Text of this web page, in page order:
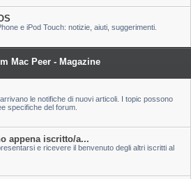
e iPod Touch: notizie, aiuti, suggerimenti.
Mac Peer - Magazine
le notifiche di nuovi articoli. I topic possono
specifiche del forum.
appena iscritto/a...
e ricevere il benvenuto degli altri iscritti al